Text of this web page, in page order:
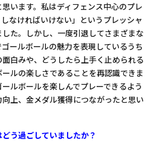
います。私はディフェンス中心のプレ
なければいけない」というプレッシャ
た。しかし、一度引退してさまざまな
ールボールの魅力を表現しているうち
白みや、どうしたら上手く止められる
ルの楽しさであることを再認識できま
ルボールを楽しんでプレーできるよう
上、金メダル獲得につながったと思い
う過ごしていましたか？